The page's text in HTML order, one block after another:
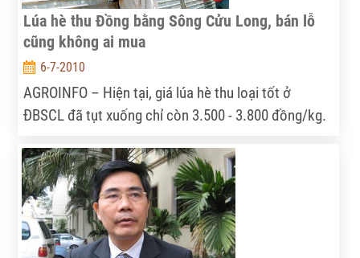
Lúa hè thu Đồng bằng Sông Cửu Long, bán lỗ
cũng không ai mua
6-7-2010
AGROINFO – Hiện tại, giá lúa hè thu loại tốt ở
ĐBSCL đã tụt xuống chỉ còn 3.500 - 3.800 đồng/kg.
với giá thành sản xuất, coi như lỗ vốn nhưng muốn
bán cũng chẳng ai mua